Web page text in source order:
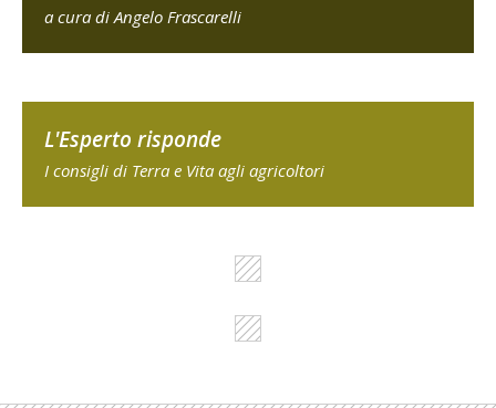
a cura di Angelo Frascarelli
L'Esperto risponde
I consigli di Terra e Vita agli agricoltori